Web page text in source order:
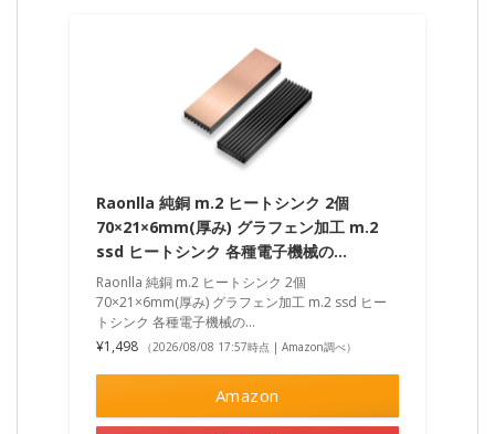
Raonlla 純銅 m.2 ヒートシンク 2個
70×21×6mm(厚み) グラフェン加工 m.2
ssd ヒートシンク 各種電子機械の…
Raonlla 純銅 m.2 ヒートシンク 2個
70×21×6mm(厚み) グラフェン加工 m.2 ssd ヒー
トシンク 各種電子機械の…
¥1,498
（2026/08/08 17:57時点 | Amazon調べ）
Amazon